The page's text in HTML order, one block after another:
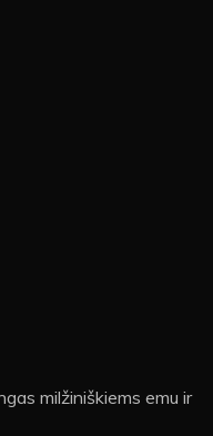
milžiniškiems emu ir